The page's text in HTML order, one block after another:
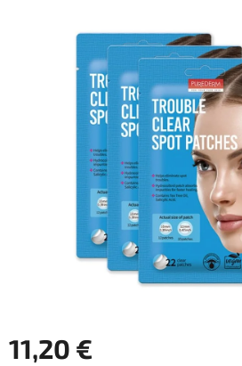
5,0
5
hviezdičiek.
11,20 €